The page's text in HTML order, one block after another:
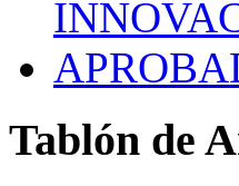
Tablón de